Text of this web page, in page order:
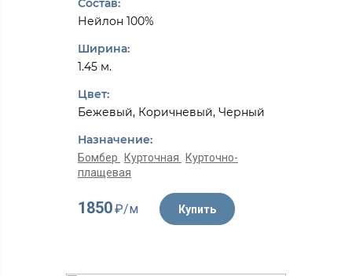
Состав:
Нейлон 100%
Ширина:
1.45 м.
Цвет:
Бежевый, Коричневый, Черный
Назначение:
Бомбер Курточная
Курточно-
плащевая
1850₽/м Купить